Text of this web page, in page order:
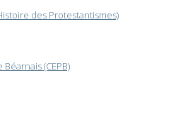
des Protestantismes)
(CEPB)